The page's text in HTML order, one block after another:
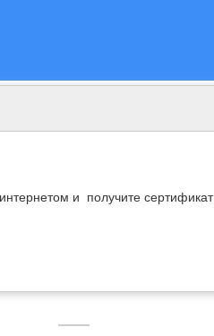
и получите сертификат